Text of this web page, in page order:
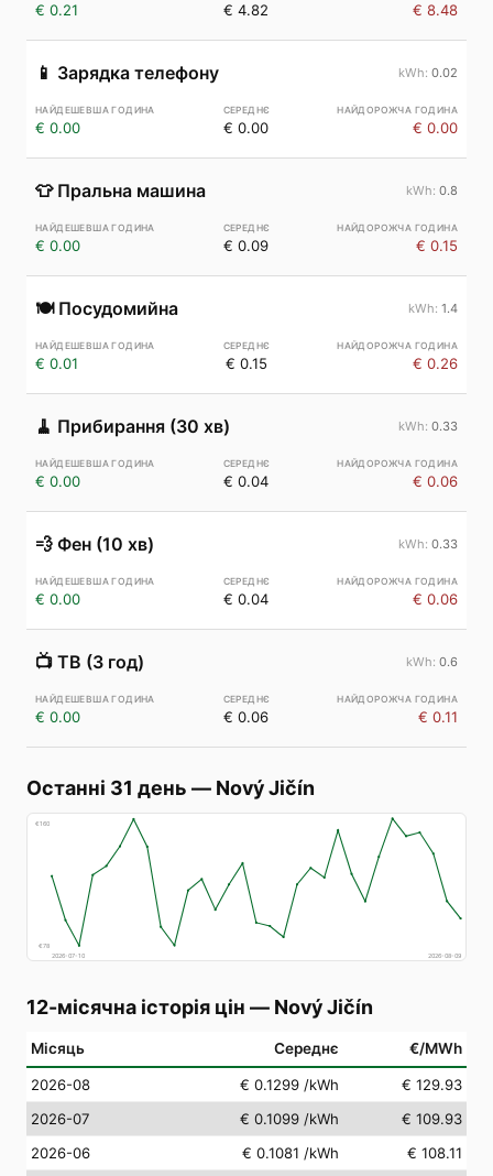
€ 0.21 € 4.82 € 8.48
📱 Зарядка телефону 0.02
€ 0.00 € 0.00 € 0.00
👕 Пральна машина 0.8
€ 0.00 € 0.09 € 0.15
🍽️ Посудомийна 1.4
€ 0.01 € 0.15 € 0.26
🧹 Прибирання (30 хв) 0.33
€ 0.00 € 0.04 € 0.06
💨 Фен (10 хв) 0.33
€ 0.00 € 0.04 € 0.06
📺 ТВ (3 год) 0.6
€ 0.00 € 0.06 € 0.11
Останні 31 день — Nový Jičín
€160
€78
2026-07-10
2026-08-09
12-місячна історія цін — Nový Jičín
Місяць Середнє €/MWh
2026-08 € 0.1299 /kWh
€ 129.93
2026-07
€ 0.1099 /kWh
€ 109.93
2026-06
€ 0.1081 /kWh
€ 108.11